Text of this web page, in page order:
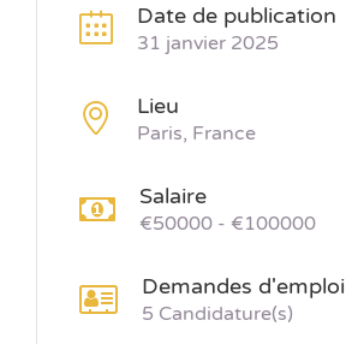
Date de publication
31 janvier 2025
Lieu
Paris, France
Salaire
€50000 - €100000
Demandes d'emploi
5 Candidature(s)